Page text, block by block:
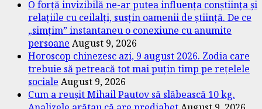
O forță invizibilă ne-ar putea influența conștiința și
relațiile cu ceilalți, susțin oamenii de știință. De ce
„simțim” instantaneu o conexiune cu anumite
persoane August 9, 2026
Horoscop chinezesc azi, 9 august 2026. Zodia care
trebuie să petreacă tot mai puțin timp pe rețelele
sociale August 9, 2026
Cum a reușit Mihail Pautov să slăbească 10 kg.